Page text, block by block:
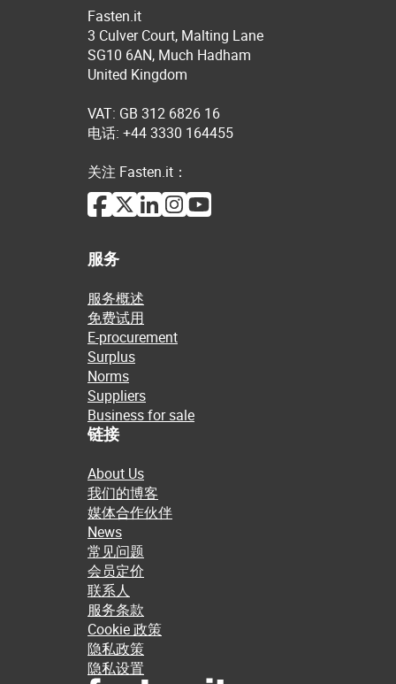
Fasten.it
3 Culver Court, Malting Lane
SG10 6AN, Much Hadham
United Kingdom
VAT: GB 312 6826 16
电话: +44 3330 164455
关注 Fasten.it：
服务
服务概述
免费试用
E-procurement
Surplus
Norms
Suppliers
Business for sale
链接
About Us
我们的博客
媒体合作伙伴
News
常见问题
会员定价
联系人
服务条款
Cookie 政策
隐私政策
隐私设置